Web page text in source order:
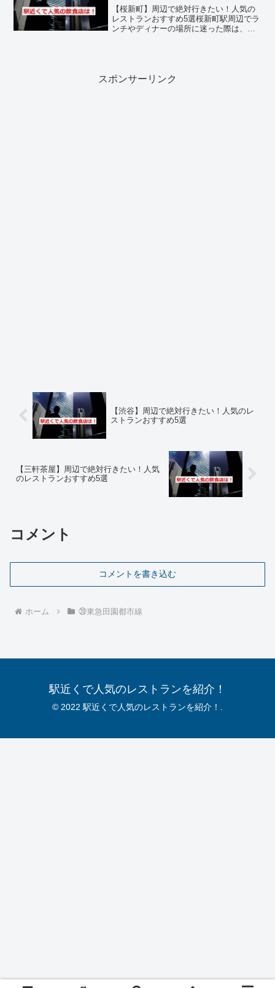
【桜新町】周辺で絶対行きたい！人気の
レストランおすすめ5選桜新町駅周辺でラ
ンチやディナーの場所に迷った際は、ぜ
スポンサーリンク
【渋谷】周辺で絶対行きたい！人気のレ
ストランおすすめ5選
【三軒茶屋】周辺で絶対行きたい！人気
のレストランおすすめ5選
コメント
コメントを書き込む
ホーム ㊴東急田園都市線
駅近くで人気のレストランを紹介！
© 2022 駅近くで人気のレストランを紹介！.